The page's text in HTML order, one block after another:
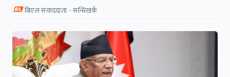
बिएल संवाददाता - सन्धिखर्क